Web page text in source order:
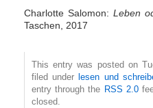
Charlotte Salomon:Leben
Taschen, 2017
This entry was posted on
filed under lesen und
entry through the RSS 2.0
closed.